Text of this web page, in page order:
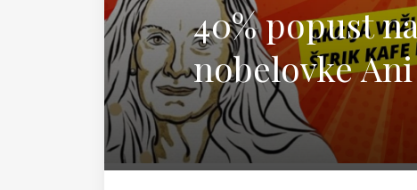
40% popust
nobelovke